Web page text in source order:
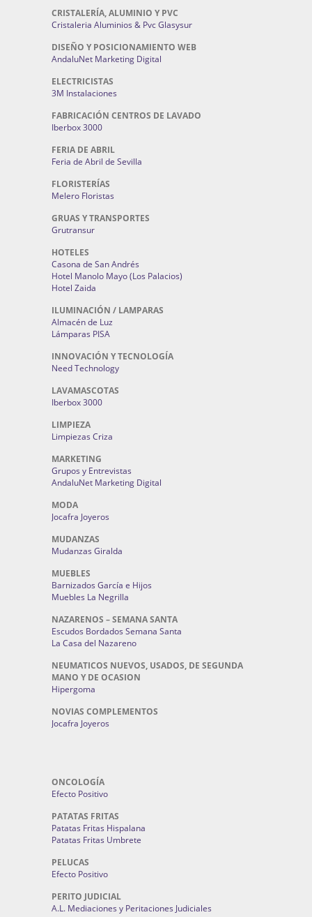
CRISTALERÍA, ALUMINIO Y PVC
Cristaleria Aluminios & Pvc Glasysur
DISEÑO Y POSICIONAMIENTO WEB
AndaluNet Marketing Digital
ELECTRICISTAS
3M Instalaciones
FABRICACIÓN CENTROS DE LAVADO
Iberbox 3000
FERIA DE ABRIL
Feria de Abril de Sevilla
FLORISTERÍAS
Melero Floristas
GRUAS Y TRANSPORTES
Grutransur
HOTELES
Casona de San Andrés
Hotel Manolo Mayo (Los Palacios)
Hotel Zaida
ILUMINACIÓN / LAMPARAS
Almacén de Luz
Lámparas PISA
INNOVACIÓN Y TECNOLOGÍA
Need Technology
LAVAMASCOTAS
Iberbox 3000
LIMPIEZA
Limpiezas Criza
MARKETING
Grupos y Entrevistas
AndaluNet Marketing Digital
MODA
Jocafra Joyeros
MUDANZAS
Mudanzas Giralda
MUEBLES
Barnizados García e Hijos
Muebles La Negrilla
NAZARENOS – SEMANA SANTA
Escudos Bordados Semana Santa
La Casa del Nazareno
NEUMATICOS NUEVOS, USADOS, DE SEGUNDA
MANO Y DE OCASION
Hipergoma
NOVIAS COMPLEMENTOS
Jocafra Joyeros
ONCOLOGÍA
Efecto Positivo
PATATAS FRITAS
Patatas Fritas Hispalana
Patatas Fritas Umbrete
PELUCAS
Efecto Positivo
PERITO JUDICIAL
A.L. Mediaciones y Peritaciones Judiciales